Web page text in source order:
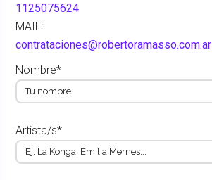
1125075624
MAIL:
contrataciones@robertoramasso.com.ar
Nombre*
Artista/s*